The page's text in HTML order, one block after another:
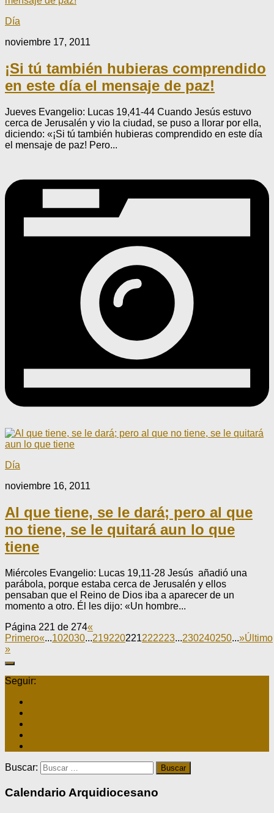
Día
noviembre 17, 2011
¡Si tú también hubieras comprendido
en este día el mensaje de paz!
Jueves Evangelio: Lucas 19,41-44 Cuando Jesús estuvo
cerca de Jerusalén y vio la ciudad, se puso a llorar por ella,
diciendo: «¡Si tú también hubieras comprendido en este día
el mensaje de paz! Pero...
Día
noviembre 16, 2011
Al que tiene, se le dará; pero al que
no tiene, se le quitará aun lo que
tiene
Miércoles Evangelio: Lucas 19,11-28 Jesús añadió una
parábola, porque estaba cerca de Jerusalén y ellos
pensaban que el Reino de Dios iba a aparecer de un
momento a otro. Él les dijo: «Un hombre...
Página 221 de 274«
Primero«...102030...219220221222223...230240250...»Último
»
Seguir:
Buscar:
Calendario Arquidiocesano